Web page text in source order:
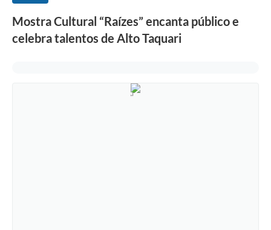
Mostra Cultural “Raízes” encanta público e
celebra talentos de Alto Taquari